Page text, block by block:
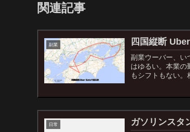
関連記事
副業 四国縦断
副業ウーバー、い
はゆるい。本業の
もシフトもない。
日常 ガソリンスタ